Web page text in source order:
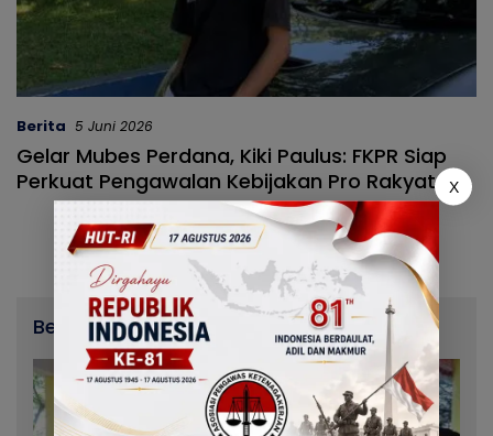
Berita 5 Juni 2026
Gelar Mubes Perdana, Kiki Paulus: FKPR Siap
Perkuat Pengawalan Kebijakan Pro Rakyat
Berita Terbaru
X